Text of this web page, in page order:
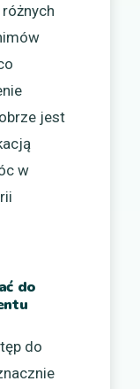
jest
w
do
do